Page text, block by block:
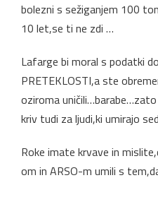
bolezni s sežiganjem 100
10 let,se ti ne zdi …
Lafarge bi moral s podatki
PRETEKLOSTI,a ste
oziroma
kriv tudi za ljudi,ki umirajo
Roke imate krvave in
om in ARSO-m umili s